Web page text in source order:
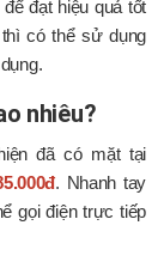
đạt hiệu quả tốt
có thể sử dụng
nhiêu?
đã có mặt tại
. Nhanh tay
gọi điện trực tiếp